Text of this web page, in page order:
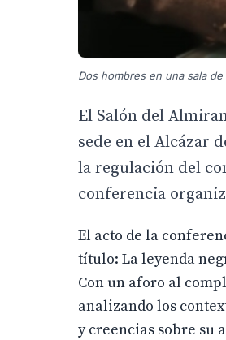
Dos hombres en una sala
El Salón del
sede en el Alcázar
la regulación del
conferencia
El acto de la
título: La leyenda
Con un aforo al
analizando los
y creencias sobre su